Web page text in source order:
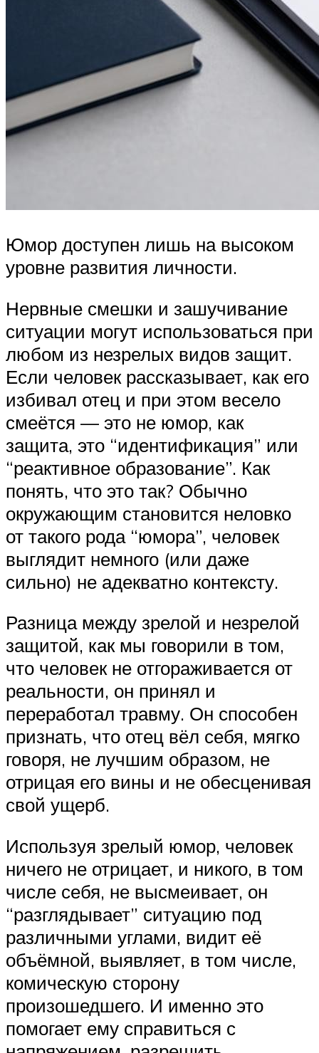
Юмор доступен лишь на высоком
уровне развития личности.
Нервные смешки и зашучивание
ситуации могут использоваться при
любом из незрелых видов защит.
Если человек рассказывает, как его
избивал отец и при этом весело
смеётся — это не юмор, как
защита, это “идентификация” или
“реактивное образование”. Как
понять, что это так? Обычно
окружающим становится неловко
от такого рода “юмора”, человек
выглядит немного (или даже
сильно) не адекватно контексту.
Разница между зрелой и незрелой
защитой, как мы говорили в том,
что человек не отгораживается от
реальности, он принял и
переработал травму. Он способен
признать, что отец вёл себя, мягко
говоря, не лучшим образом, не
отрицая его вины и не обесценивая
свой ущерб.
Используя зрелый юмор, человек
ничего не отрицает, и никого, в том
числе себя, не высмеивает, он
“разглядывает” ситуацию под
различными углами, видит её
объёмной, выявляет, в том числе,
комическую сторону
произошедшего. И именно это
помогает ему справиться с